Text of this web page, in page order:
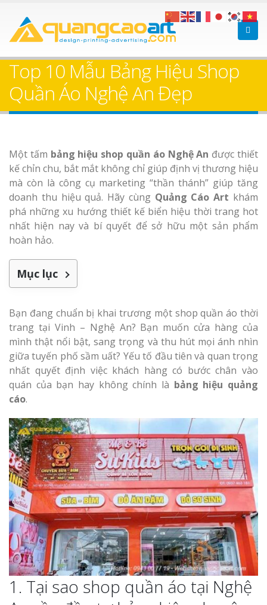
Top 10 Mẫu Bảng Hiệu Shop
Quần Áo Nghệ An Đẹp
Một tấm bảng hiệu shop quần áo Nghệ An được thiết
kế chỉn chu, bắt mắt không chỉ giúp định vị thương hiệu
mà còn là công cụ marketing “thần thánh” giúp tăng
doanh thu hiệu quả. Hãy cùng Quảng Cáo Art khám
phá những xu hướng thiết kế biển hiệu thời trang hot
nhất hiện nay và bí quyết để sở hữu một sản phẩm
hoàn hảo.
Mục lục
Bạn đang chuẩn bị khai trương một shop quần áo thời
trang tại Vinh – Nghệ An? Bạn muốn cửa hàng của
mình thật nổi bật, sang trọng và thu hút mọi ánh nhìn
giữa tuyến phố sầm uất? Yếu tố đầu tiên và quan trọng
nhất quyết định việc khách hàng có bước chân vào
quán của bạn hay không chính là bảng hiệu quảng
cáo.
1. Tại sao shop quần áo tại Nghệ